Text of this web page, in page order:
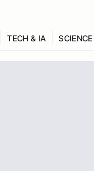
TECH & IA SCIENCE